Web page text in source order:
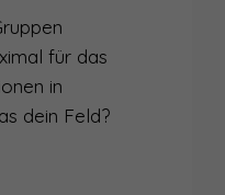
für das
in
dein Feld?